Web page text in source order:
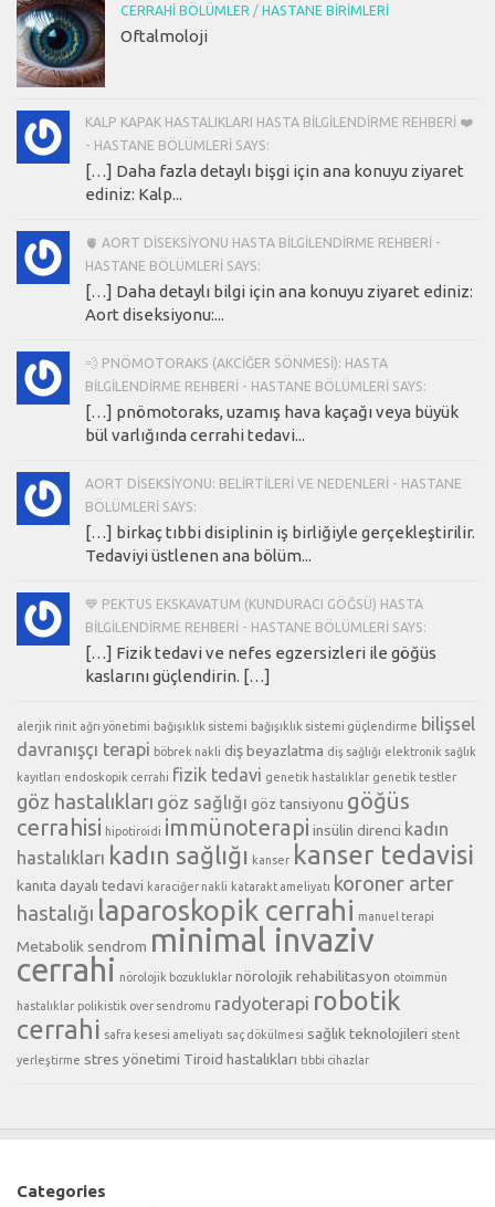
CERRAHI BÖLÜMLER / HASTANE BIRIMLERI
Oftalmoloji
KALP KAPAK HASTALIKLARI HASTA BILGILENDIRME REHBERI ❤️
- HASTANE BÖLÜMLERI SAYS:
[…] Daha fazla detaylı bişgi için ana konuyu ziyaret
ediniz: Kalp...
🫀 AORT DISEKSIYONU HASTA BILGILENDIRME REHBERI -
HASTANE BÖLÜMLERI SAYS:
[…] Daha detaylı bilgi için ana konuyu ziyaret ediniz:
Aort diseksiyonu:...
💨 PNÖMOTORAKS (AKCIĞER SÖNMESI): HASTA
BILGILENDIRME REHBERI - HASTANE BÖLÜMLERI SAYS:
[…] pnömotoraks, uzamış hava kaçağı veya büyük
bül varlığında cerrahi tedavi...
AORT DISEKSIYONU: BELIRTILERI VE NEDENLERI - HASTANE
BÖLÜMLERI SAYS:
[…] birkaç tıbbi disiplinin iş birliğiyle gerçekleştirilir.
Tedaviyi üstlenen ana bölüm...
💙 PEKTUS EKSKAVATUM (KUNDURACI GÖĞSÜ) HASTA
BILGILENDIRME REHBERI - HASTANE BÖLÜMLERI SAYS:
[…] Fizik tedavi ve nefes egzersizleri ile göğüs
kaslarını güçlendirin. […]
alerjik rinit ağrı yönetimi bağışıklık sistemi bağışıklık sistemi güçlendirme bilişsel
davranışçı terapi böbrek nakli diş beyazlatma diş sağlığı elektronik sağlık
kayıtları endoskopik cerrahi fizik tedavi genetik hastalıklar genetik testler
göz hastalıkları göz sağlığı göz tansiyonu göğüs
cerrahisi hipotiroidi immünoterapi insülin direnci kadın
hastalıkları kadın sağlığı kanser kanser tedavisi
kanıta dayalı tedavi karaciğer nakli katarakt ameliyatı koroner arter
hastalığı laparoskopik cerrahi manuel terapi
Metabolik sendrom minimal invaziv
cerrahi nörolojik bozukluklar nörolojik rehabilitasyon otoimmün
hastalıklar polikistik over sendromu radyoterapi robotik
cerrahi safra kesesi ameliyatı saç dökülmesi sağlık teknolojileri stent
yerleştirme stres yönetimi Tiroid hastalıkları tıbbi cihazlar
Categories